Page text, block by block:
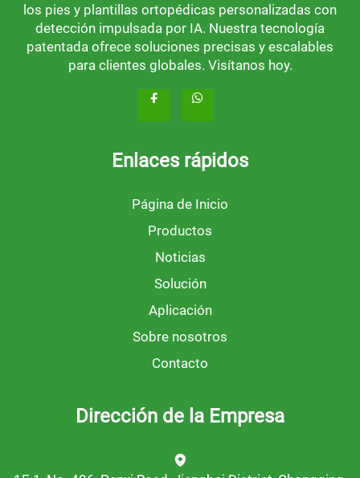
los pies y plantillas ortopédicas personalizadas con
detección impulsada por IA. Nuestra tecnología
patentada ofrece soluciones precisas y escalables
para clientes globales. Visítanos hoy.
Enlaces rápidos
Página de Inicio
Productos
Noticias
Solución
Aplicación
Sobre nosotros
Contacto
Dirección de la Empresa